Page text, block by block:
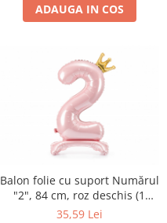
ADAUGA IN COS
Balon folie cu suport Numărul
"2", 84 cm, roz deschis (1
pachet / 1 buc.)
35,59 Lei